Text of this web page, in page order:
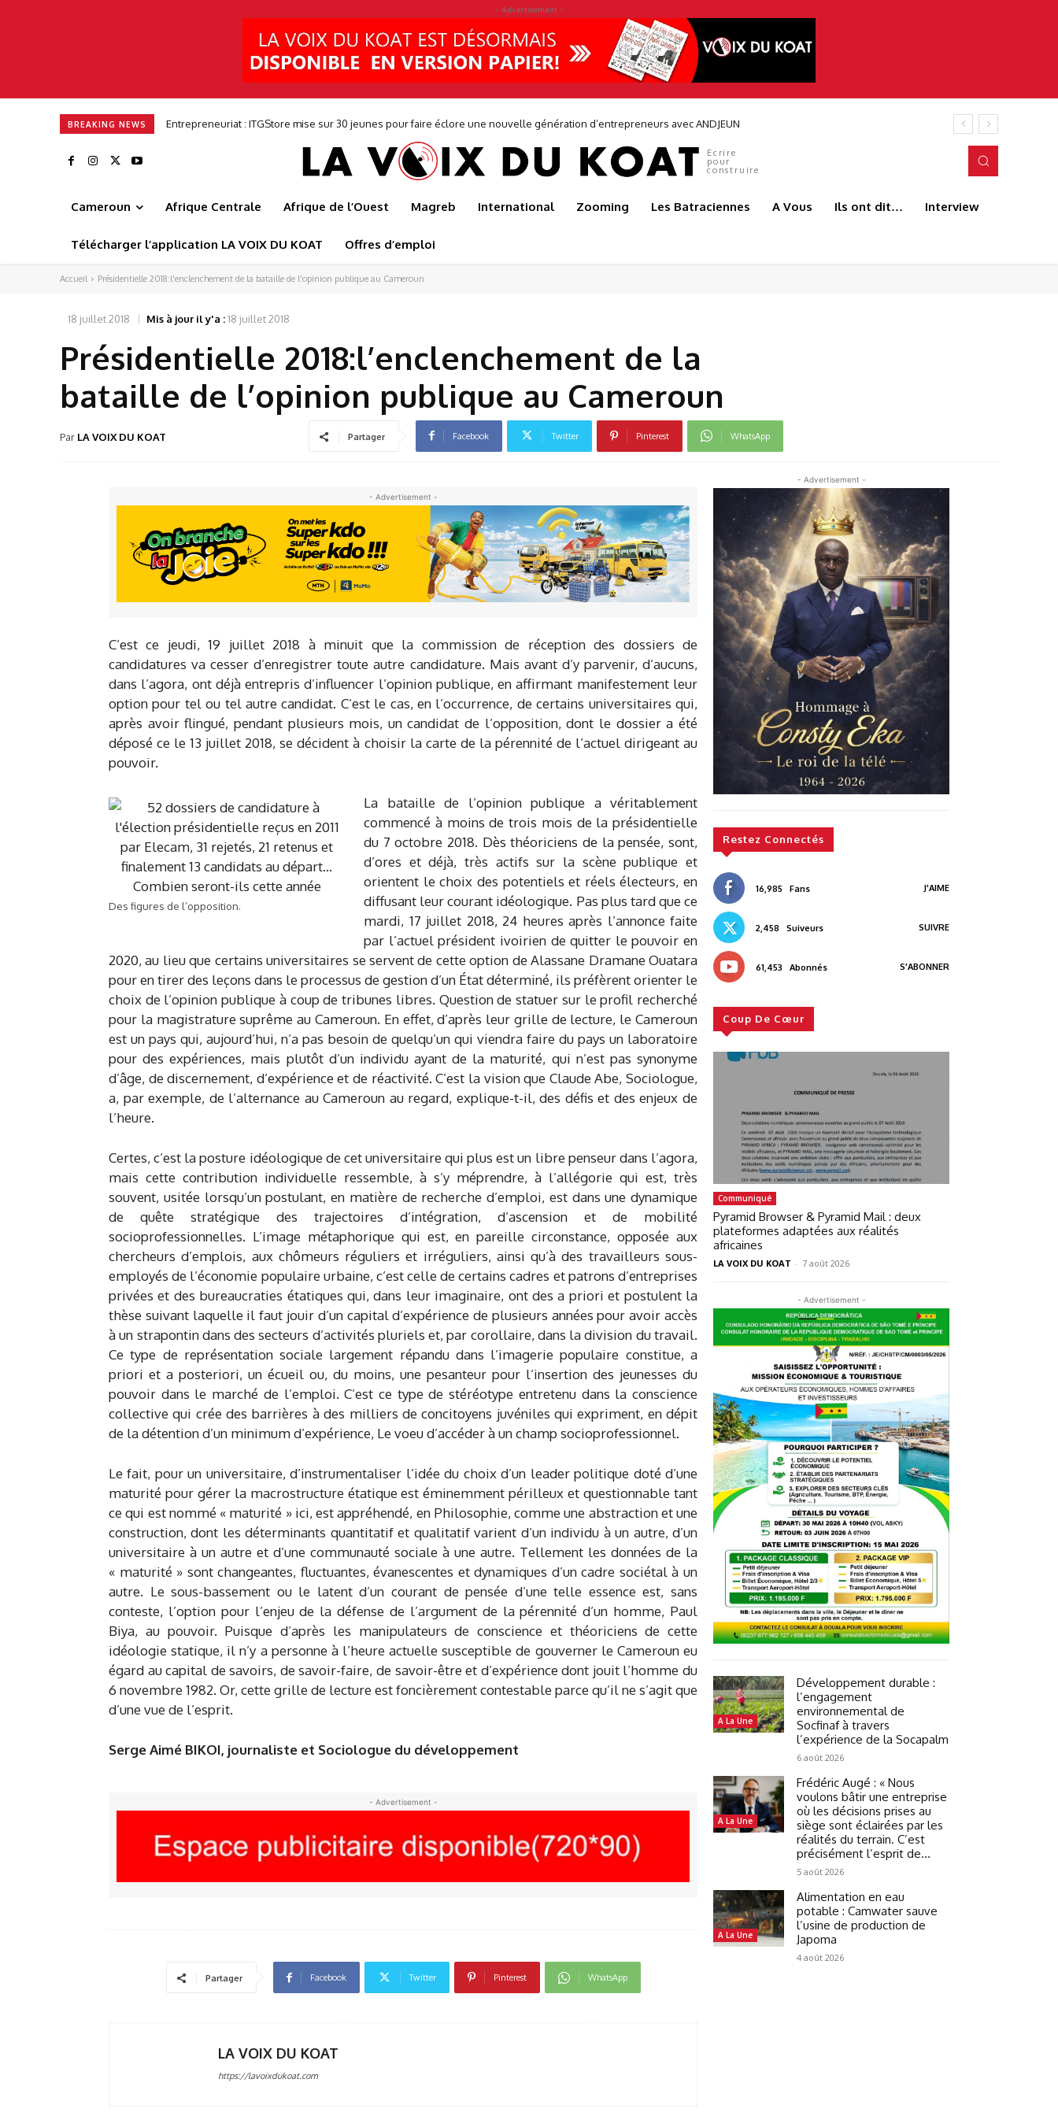
- Advertisement -
BREAKING NEWS Pyramid Browser & Pyramid Mail : deux plateformes adaptées aux réalités africaines
Ecrire
pour
construire
Cameroun Afrique Centrale Afrique de l’Ouest Magreb International Zooming Les Batraciennes A Vous Ils ont dit… Interview
Télécharger l’application LA VOIX DU KOAT Offres d’emploi
Accueil Présidentielle 2018:l'enclenchement de la bataille de l'opinion publique au Cameroun
18 juillet 2018 Mis à jour il y'a :18 juillet 2018
Présidentielle 2018:l’enclenchement de la
bataille de l’opinion publique au Cameroun
Par LA VOIX DU KOAT Partager Facebook Twitter Pinterest WhatsApp
- Advertisement -
C’est ce jeudi, 19 juillet 2018 à minuit que la commission de réception des dossiers de
candidatures va cesser d’enregistrer toute autre candidature. Mais avant d’y parvenir, d’aucuns,
dans l’agora, ont déjà entrepris d’influencer l’opinion publique, en affirmant manifestement leur
option pour tel ou tel autre candidat. C’est le cas, en l’occurrence, de certains universitaires qui,
après avoir flingué, pendant plusieurs mois, un candidat de l’opposition, dont le dossier a été
déposé ce le 13 juillet 2018, se décident à choisir la carte de la pérennité de l’actuel dirigeant au
pouvoir.
Des figures de l’opposition.
La bataille de l’opinion publique a véritablement
commencé à moins de trois mois de la présidentielle
du 7 octobre 2018. Dès théoriciens de la pensée, sont,
d’ores et déjà, très actifs sur la scène publique et
orientent le choix des potentiels et réels électeurs, en
diffusant leur courant idéologique. Pas plus tard que ce
mardi, 17 juillet 2018, 24 heures après l’annonce faite
par l’actuel président ivoirien de quitter le pouvoir en
2020, au lieu que certains universitaires se servent de cette option de Alassane Dramane Ouatara
pour en tirer des leçons dans le processus de gestion d’un État déterminé, ils préfèrent orienter le
choix de l’opinion publique à coup de tribunes libres. Question de statuer sur le profil recherché
pour la magistrature suprême au Cameroun. En effet, d’après leur grille de lecture, le Cameroun
est un pays qui, aujourd’hui, n’a pas besoin de quelqu’un qui viendra faire du pays un laboratoire
pour des expériences, mais plutôt d’un individu ayant de la maturité, qui n’est pas synonyme
d’âge, de discernement, d’expérience et de réactivité. C’est la vision que Claude Abe, Sociologue,
a, par exemple, de l’alternance au Cameroun au regard, explique-t-il, des défis et des enjeux de
l’heure.
Certes, c’est la posture idéologique de cet universitaire qui plus est un libre penseur dans l’agora,
mais cette contribution individuelle ressemble, à s’y méprendre, à l’allégorie qui est, très
souvent, usitée lorsqu’un postulant, en matière de recherche d’emploi, est dans une dynamique
de quête stratégique des trajectoires d’intégration, d’ascension et de mobilité
socioprofessionnelles. L’image métaphorique qui est, en pareille circonstance, opposée aux
chercheurs d’emplois, aux chômeurs réguliers et irréguliers, ainsi qu’à des travailleurs sous-
employés de l’économie populaire urbaine, c’est celle de certains cadres et patrons d’entreprises
privées et des bureaucraties étatiques qui, dans leur imaginaire, ont des a priori et postulent la
thèse suivant laquelle il faut jouir d’un capital d’expérience de plusieurs années pour avoir accès
à un strapontin dans des secteurs d’activités pluriels et, par corollaire, dans la division du travail.
Ce type de représentation sociale largement répandu dans l’imagerie populaire constitue, a
priori et a posteriori, un écueil ou, du moins, une pesanteur pour l’insertion des jeunesses du
pouvoir dans le marché de l’emploi. C’est ce type de stéréotype entretenu dans la conscience
collective qui crée des barrières à des milliers de concitoyens juvéniles qui expriment, en dépit
de la détention d’un minimum d’expérience, Le voeu d’accéder à un champ socioprofessionnel.
Le fait, pour un universitaire, d’instrumentaliser l’idée du choix d’un leader politique doté d’une
maturité pour gérer la macrostructure étatique est éminemment périlleux et questionnable tant
ce qui est nommé « maturité » ici, est appréhendé, en Philosophie, comme une abstraction et une
construction, dont les déterminants quantitatif et qualitatif varient d’un individu à un autre, d’un
universitaire à un autre et d’une communauté sociale à une autre. Tellement les données de la
« maturité » sont changeantes, fluctuantes, évanescentes et dynamiques d’un cadre sociétal à un
autre. Le sous-bassement ou le latent d’un courant de pensée d’une telle essence est, sans
conteste, l’option pour l’enjeu de la défense de l’argument de la pérennité d’un homme, Paul
Biya, au pouvoir. Puisque d’après les manipulateurs de conscience et théoriciens de cette
idéologie statique, il n’y a personne à l’heure actuelle susceptible de gouverner le Cameroun eu
égard au capital de savoirs, de savoir-faire, de savoir-être et d’expérience dont jouit l’homme du
6 novembre 1982. Or, cette grille de lecture est foncièrement contestable parce qu’il ne s’agit que
d’une vue de l’esprit.
Serge Aimé BIKOI, journaliste et Sociologue du développement
- Advertisement -
Partager Facebook Twitter Pinterest WhatsApp
LA VOIX DU KOAT
https://lavoixdukoat.com
- Advertisement -
Restez Connectés
16,985 Fans J'AIME
2,458 Suiveurs SUIVRE
61,453 Abonnés S'ABONNER
Coup De Cœur
Communiqué
Pyramid Browser & Pyramid Mail : deux
plateformes adaptées aux réalités
africaines
LA VOIX DU KOAT - 7 août 2026
- Advertisement -
A La Une
Développement durable :
l’engagement
environnemental de
Socfinaf à travers
l’expérience de la Socapalm
6 août 2026
A La Une
Frédéric Augé : « Nous
voulons bâtir une entreprise
où les décisions prises au
siège sont éclairées par les
réalités du terrain. C’est
précisément l’esprit de...
5 août 2026
A La Une
Alimentation en eau
potable : Camwater sauve
l’usine de production de
Japoma
4 août 2026